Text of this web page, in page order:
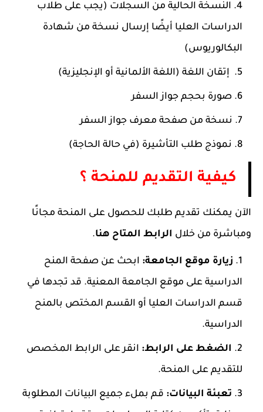
النسخة الحالية من السجلات (يجب على طلاب
الدراسات العليا أيضًا إرسال نسخة من شهادة
البكالوريوس)
إتقان اللغة (اللغة الألمانية أو الإنجليزية)
صورة بحجم جواز السفر
نسخة من صفحة معرف جواز السفر
نموذج طلب التأشيرة (في حالة الحاجة)
كيفية التقديم للمنحة ؟
الآن يمكنك تقديم طلبك للحصول على المنحة مجانًا
ومباشرة من خلال الرابط المتاح هنا.
زيارة موقع الجامعة: ابحث عن صفحة المنح
الدراسية على موقع الجامعة المعنية. قد تجدها في
قسم الدراسات العليا أو القسم المختص بالمنح
الدراسية.
الضغط على الرابط: انقر على الرابط المخصص
للتقديم على المنحة.
تعبئة البيانات: قم بملء جميع البيانات المطلوبة